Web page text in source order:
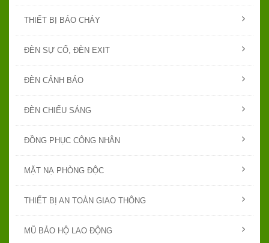
THIẾT BỊ BÁO CHÁY
ĐÈN SỰ CỐ, ĐÈN EXIT
ĐÈN CẢNH BÁO
ĐÈN CHIẾU SÁNG
ĐỒNG PHỤC CÔNG NHÂN
MẶT NẠ PHÒNG ĐỘC
THIẾT BỊ AN TOÀN GIAO THÔNG
MŨ BẢO HỘ LAO ĐỘNG